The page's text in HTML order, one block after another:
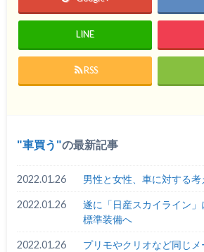
LINE
RSS
車買う の最新記事
2022.01.26 男性と女性、車に対する
2022.01.26
遂に「日産スカイライン
標準装備へ
2022.01.26
プリモやクリオなど同じ